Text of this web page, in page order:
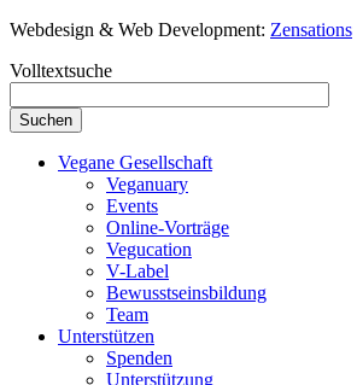
Webdesign & Web Development: Zensations
Volltextsuche
Vegane Gesellschaft
Veganuary
Events
Online-Vorträge
Vegucation
V-Label
Bewusstseinsbildung
Team
Unterstützen
Spenden
Unterstützung